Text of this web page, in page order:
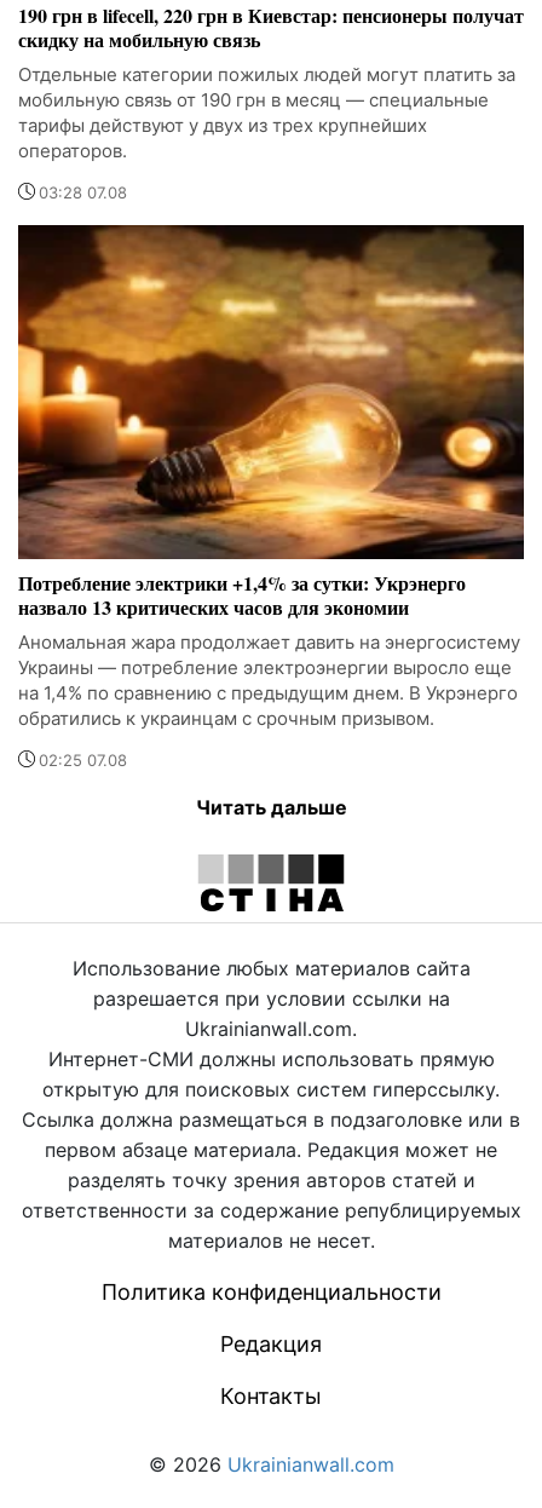
190 грн в lifecell, 220 грн в Киевстар: пенсионеры получат
скидку на мобильную связь
Отдельные категории пожилых людей могут платить за
мобильную связь от 190 грн в месяц — специальные
тарифы действуют у двух из трех крупнейших
операторов.
03:28 07.08
Потребление электрики +1,4% за сутки: Укрэнерго
назвало 13 критических часов для экономии
Аномальная жара продолжает давить на энергосистему
Украины — потребление электроэнергии выросло еще
на 1,4% по сравнению с предыдущим днем. В Укрэнерго
обратились к украинцам с срочным призывом.
02:25 07.08
Читать дальше
Использование любых материалов сайта
разрешается при условии ссылки на
Ukrainianwall.com.
Интернет-СМИ должны использовать прямую
открытую для поисковых систем гиперссылку.
Ссылка должна размещаться в подзаголовке или в
первом абзаце материала. Редакция может не
разделять точку зрения авторов статей и
ответственности за содержание републицируемых
материалов не несет.
Политика конфиденциальности
Редакция
Контакты
© 2026 Ukrainianwall.com